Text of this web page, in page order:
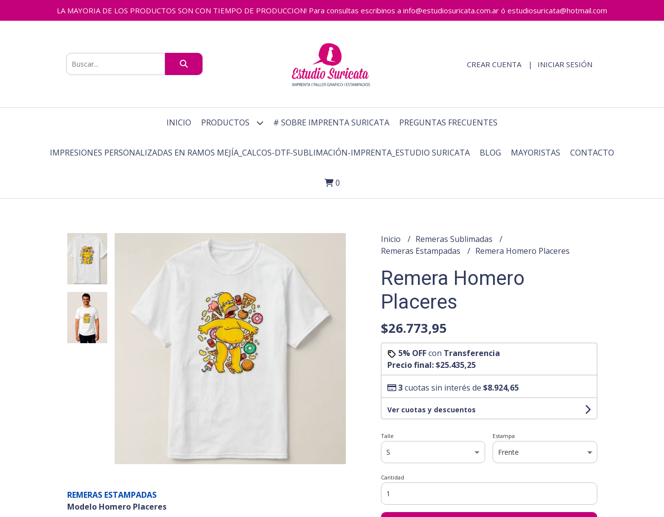
LA MAYORIA DE LOS PRODUCTOS SON CON TIEMPO DE PRODUCCION! Para consultas escribinos a info@estudiosuricata.com.ar ó estudiosuricata@hotmail.com
CREAR CUENTA INICIAR SESIÓN
INICIO PRODUCTOS # SOBRE IMPRENTA SURICATA PREGUNTAS FRECUENTES
IMPRESIONES PERSONALIZADAS EN RAMOS MEJÍA_CALCOS-DTF-SUBLIMACIÓN-IMPRENTA_ESTUDIO SURICATA BLOG MAYORISTAS CONTACTO
0
REMERAS ESTAMPADAS
Modelo Homero Placeres
Inicio
Remeras Sublimadas
Remeras Estampadas
Remera Homero Placeres
Remera Homero
Placeres
$26.773,95
5% OFFcon Transferencia
Precio final:$25.435,25
3cuotas sin interés de $8.924,65
Ver cuotas y descuentos
Talle Estampa
Cantidad